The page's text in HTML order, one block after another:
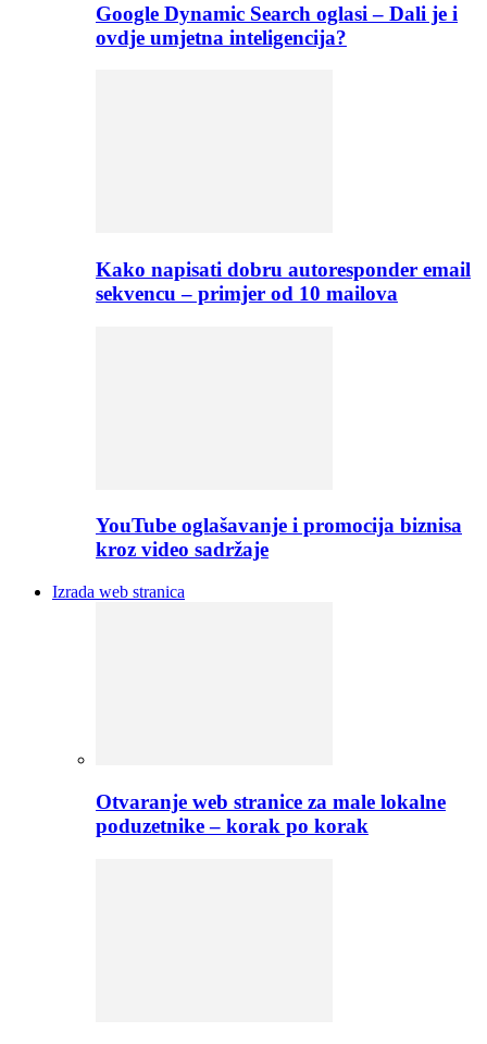
Google Dynamic Search oglasi – Dali je i
ovdje umjetna inteligencija?
Kako napisati dobru autoresponder email
sekvencu – primjer od 10 mailova
YouTube oglašavanje i promocija biznisa
kroz video sadržaje
Izrada web stranica
Otvaranje web stranice za male lokalne
poduzetnike – korak po korak